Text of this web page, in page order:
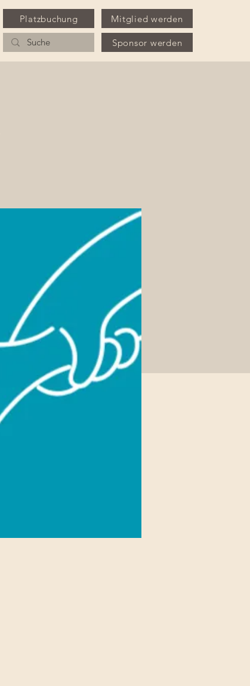
Platzbuchung Mitglied werden
Sponsor werden